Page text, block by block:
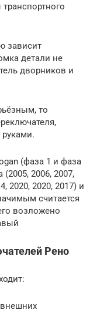
зависит
детали не
дворников и
то
(фаза 1 и фаза
2006, 2007,
2020, 2020, 2017) и
считается
возложено
Рено